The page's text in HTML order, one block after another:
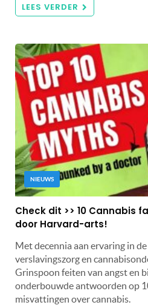
LEES VERDER
NIEUWS
Check dit >> 10 Cannabis
door Harvard-arts!
Met decennia aan ervaring in de
verslavingszorg en
Grinspoon feiten van angst en
onderbouwde antwoorden op
misvattingen over cannabis.